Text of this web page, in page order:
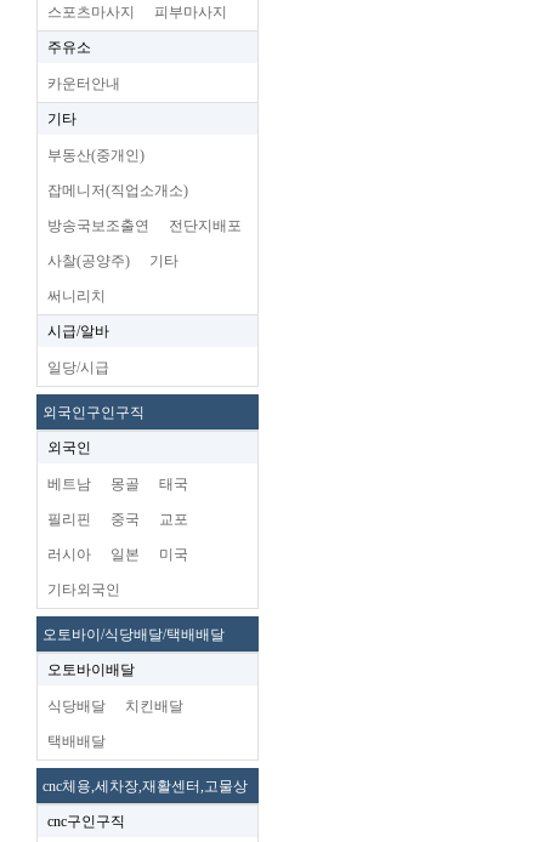
스포츠마사지 피부마사지
주유소
카운터안내
기타
부동산(중개인)
잡메니저(직업소개소)
방송국보조출연 전단지배포
사찰(공양주) 기타
써니리치
시급/알바
일당/시급
외국인구인구직
외국인
베트남 몽골 태국
필리핀 중국 교포
러시아 일본 미국
기타외국인
오토바이/식당배달/택배배달
오토바이배달
식당배달 치킨배달
택배배달
cnc체용,세차장,재활센터,고물상
cnc구인구직